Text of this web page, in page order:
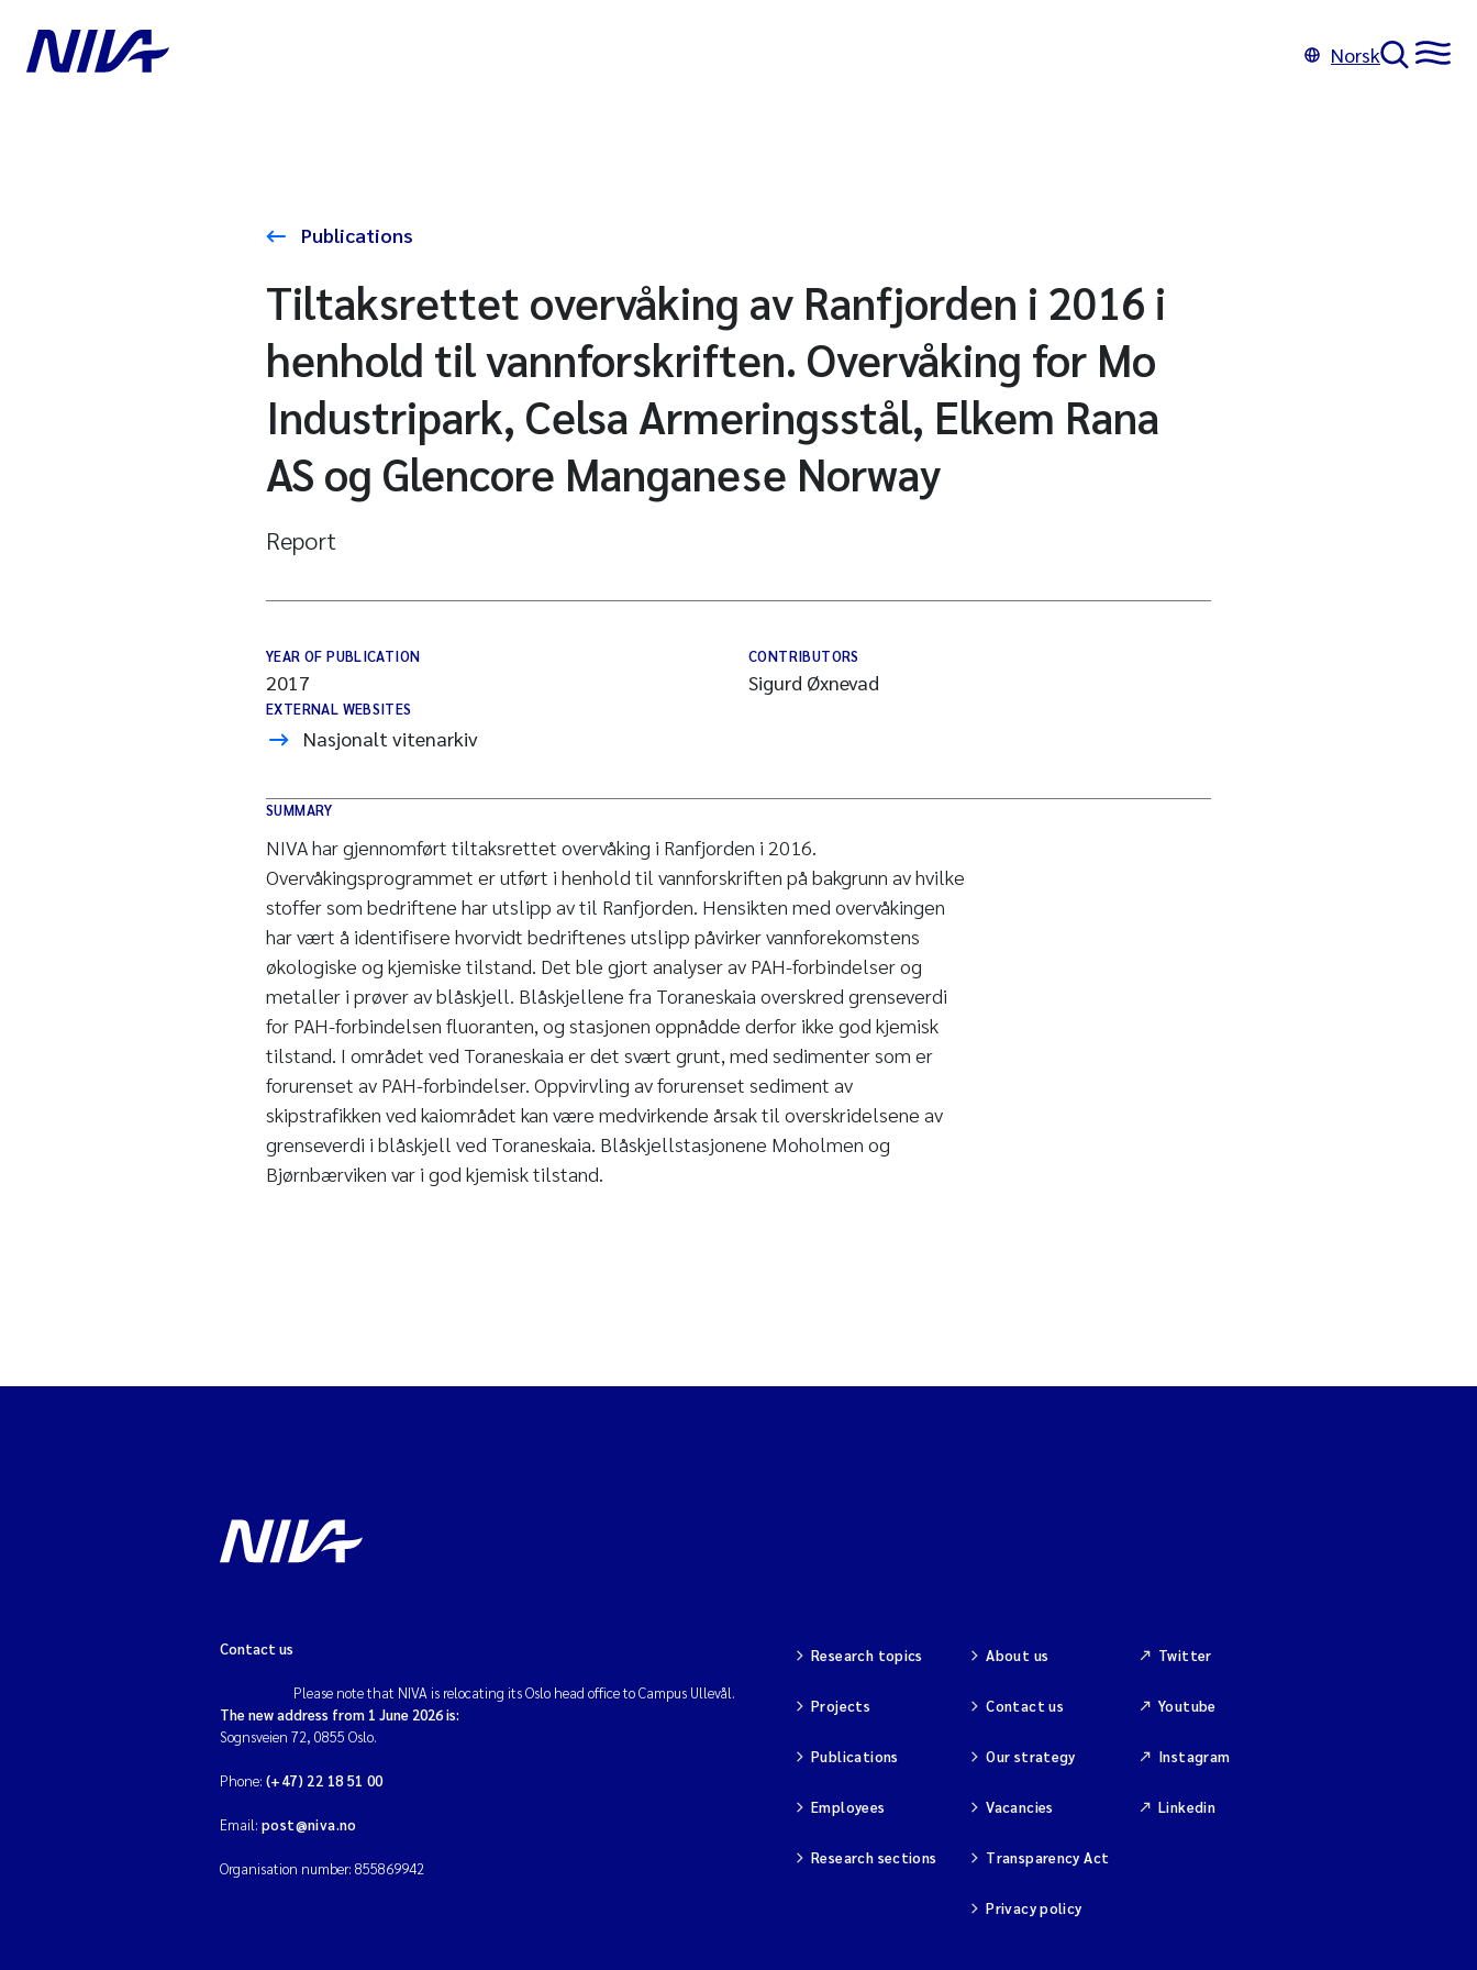
Norsk
Publications
Tiltaksrettet overvåking av Ranfjorden i 2016 i
henhold til vannforskriften. Overvåking for Mo
Industripark, Celsa Armeringsstål, Elkem Rana
AS og Glencore Manganese Norway
Report
YEAR OF PUBLICATION
2017
EXTERNAL WEBSITES
Nasjonalt vitenarkiv
CONTRIBUTORS
Sigurd Øxnevad
SUMMARY
NIVA har gjennomført tiltaksrettet overvåking i Ranfjorden i 2016.
Overvåkingsprogrammet er utført i henhold til vannforskriften på bakgrunn av hvilke
stoffer som bedriftene har utslipp av til Ranfjorden. Hensikten med overvåkingen
har vært å identifisere hvorvidt bedriftenes utslipp påvirker vannforekomstens
økologiske og kjemiske tilstand. Det ble gjort analyser av PAH-forbindelser og
metaller i prøver av blåskjell. Blåskjellene fra Toraneskaia overskred grenseverdi
for PAH-forbindelsen fluoranten, og stasjonen oppnådde derfor ikke god kjemisk
tilstand. I området ved Toraneskaia er det svært grunt, med sedimenter som er
forurenset av PAH-forbindelser. Oppvirvling av forurenset sediment av
skipstrafikken ved kaiområdet kan være medvirkende årsak til overskridelsene av
grenseverdi i blåskjell ved Toraneskaia. Blåskjellstasjonene Moholmen og
Bjørnbærviken var i god kjemisk tilstand.
Contact us
Please note that NIVA is relocating its Oslo head office to Campus Ullevål.
The new address from 1 June 2026 is:
Sognsveien 72, 0855 Oslo.
Phone: (+47) 22 18 51 00
Email: post@niva.no
Organisation number: 855869942
Research topics
Projects
Publications
Employees
Research sections
About us
Contact us
Our strategy
Vacancies
Transparency Act
Privacy policy
Twitter
Youtube
Instagram
Linkedin